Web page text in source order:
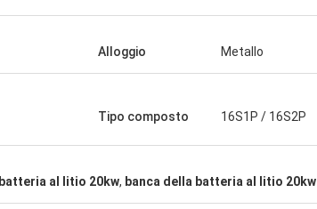
Alloggio Metallo
Tipo composto 16S1P / 16S2P
batteria al litio 20kw, banca della batteria al litio 20kw